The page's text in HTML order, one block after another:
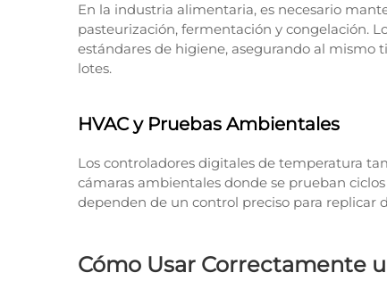
En la industria alimentaria, es necesario
pasteurización, fermentación y congelación.
estándares de higiene, asegurando al
lotes.
HVAC y Pruebas Ambientales
Los controladores digitales de temperatura
cámaras ambientales donde se prueban
dependen de un control preciso para replicar
Cómo Usar Correctamente